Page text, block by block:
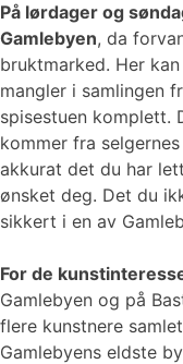
På lørdager og
Gamlebyen, da
bruktmarked. Her
mangler i samlingen
spisestuen komplett.
kommer fra
akkurat det du har
ønsket deg. Det du
sikkert i en av
For de
Gamlebyen og på
flere kunstnere
Gamlebyens eldste